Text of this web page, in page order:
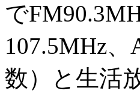
で
107.5MHz
数）と生活